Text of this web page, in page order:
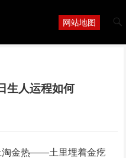
网站地图
生人运程如何
淘金热——土里埋着金疙